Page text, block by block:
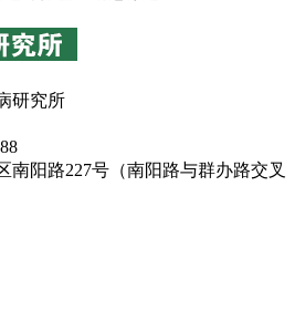
研究所
南阳路227号（南阳路与群办路交叉